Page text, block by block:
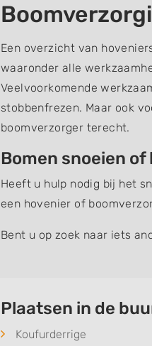
Een overzicht van
waaronder alle
Veelvoorkomende
stobbenfrezen. Maar ook
boomverzorger terecht.
Bomen snoeien of
Heeft u hulp nodig bij het
een hovenier of
Bent u op zoek naar iets
Plaatsen in de
Koufurderrige